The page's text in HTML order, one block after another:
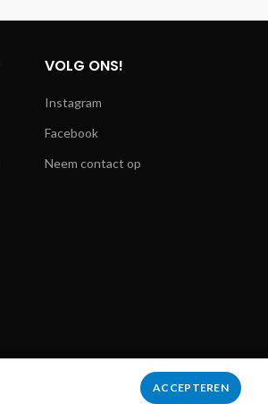
VOLG ONS!
Instagram
Facebook
Neem contact op
ACCEPTEREN